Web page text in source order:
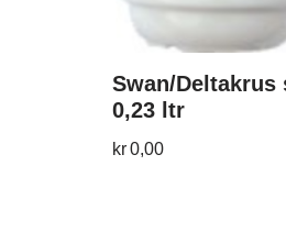
Swan/Deltakrus
0,23 ltr
kr0,00